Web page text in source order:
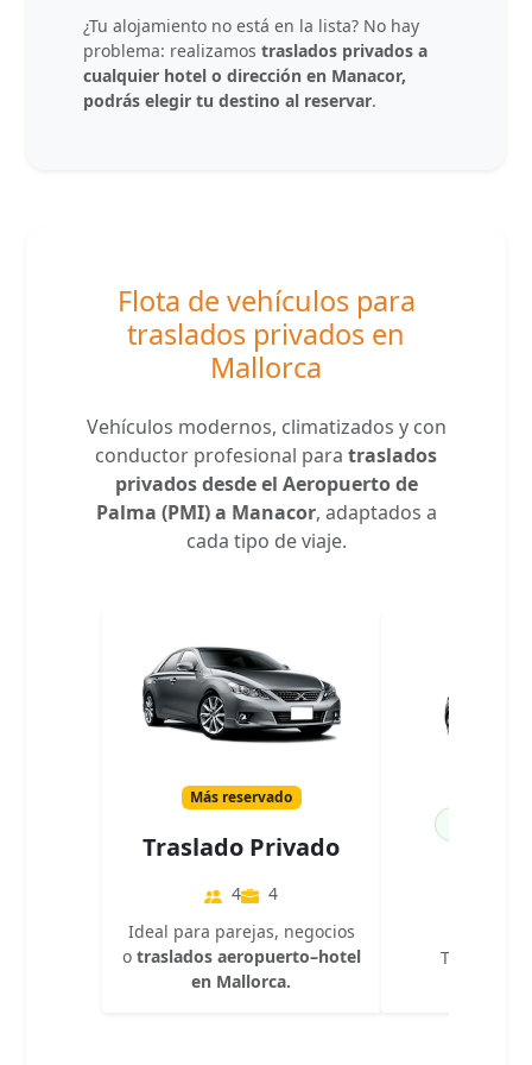
¿Tu alojamiento no está en la lista? No hay
problema: realizamos traslados privados a
cualquier hotel o dirección en Manacor,
podrás elegir tu destino al reservar.
Flota de vehículos para
traslados privados en
Mallorca
Vehículos modernos, climatizados y con
conductor profesional para traslados
privados desde el Aeropuerto de
Palma (PMI) a Manacor, adaptados a
cada tipo de viaje.
Más reservado
Traslado Privado
4
4
Ideal para parejas, negocios
o traslados aeropuerto–hotel
en Mallorca.
Traslado